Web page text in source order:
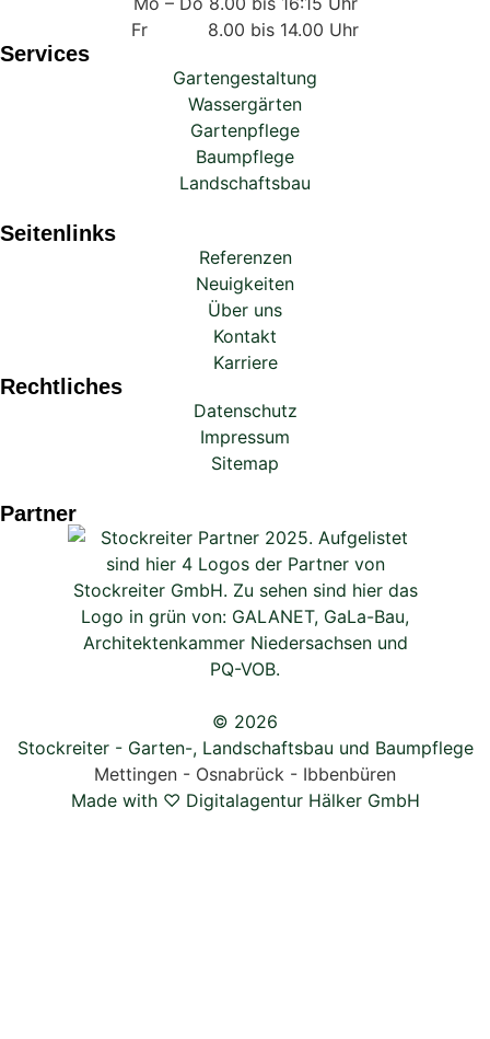
Fr 8.00 bis 14.00 Uhr
Services
Gartengestaltung
Wassergärten
Gartenpflege
Baumpflege
Landschaftsbau
Seitenlinks
Referenzen
Neuigkeiten
Über uns
Kontakt
Karriere
Rechtliches
Datenschutz
Impressum
Sitemap
Partner
© 2026
Stockreiter - Garten-, Landschaftsbau und Baumpflege
Mettingen - Osnabrück - Ibbenbüren
Made with ♡ Digitalagentur Hälker GmbH